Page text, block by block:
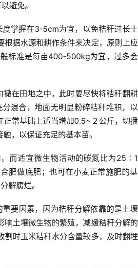
避免。
掌握在3-5cm为宜，以免秸秆过长
据水源和耕作条件来决定，原则上
标准是每亩400-500kg为宜，过多
在田地之中，此时要尽快将秸秆翻
混合，地面无明显粉碎秸秆堆积，以
正常基础上适当增加0.5~２公斤，切
，以保证充足的基本苗。
而适宜微生物活动的碳氮比为
肥做底肥；也可在小麦正常施肥的
解腐烂。
要因素，因为秸秆分解依靠的是土
土壤微生物的繁殖，减缓秸秆分解
时玉米秸秆水分含量较多，及时翻